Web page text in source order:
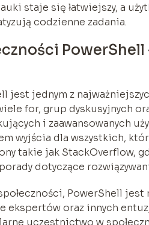
staje się łatwiejszy, a
codzienne zadania.
jest jednym z
for, grup dyskusyjnych
i zaawansowanych
wyjścia dla wszystkich,
takie jak StackOverflow,
dotyczące
PowerShell
ekspertów oraz innych
uczestnictwo w